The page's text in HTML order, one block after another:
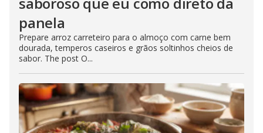
panela
Prepare arroz carreteiro para o almoço com carne bem
dourada, temperos caseiros e grãos soltinhos cheios de
sabor. The post O...